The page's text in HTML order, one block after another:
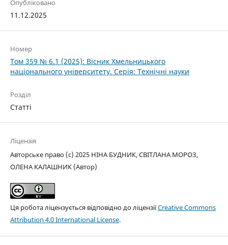
Опубліковано
11.12.2025
Номер
Том 359 № 6.1 (2025): Вісник Хмельницького
національного університету. Серія: Технічні науки
Розділ
Статті
Ліцензія
Авторське право (c) 2025 НІНА БУДНИК, СВІТЛАНА МОРОЗ,
ОЛЕНА КАЛАШНИК (Автор)
Ця робота ліцензується відповідно до ліцензіїCreative Commons
Attribution 4.0 International License.